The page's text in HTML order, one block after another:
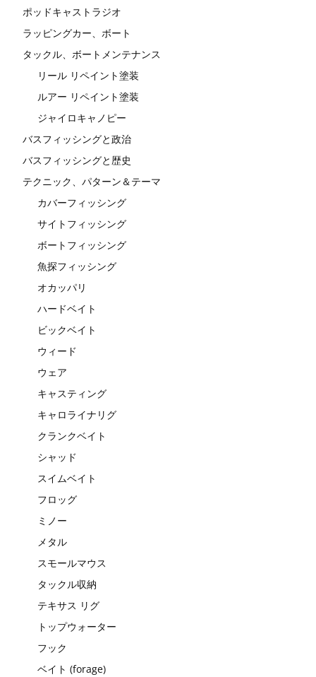
ポッドキャストラジオ
ラッピングカー、ボート
タックル、ボートメンテナンス
リール リペイント塗装
ルアー リペイント塗装
ジャイロキャノピー
バスフィッシングと政治
バスフィッシングと歴史
テクニック、パターン＆テーマ
カバーフィッシング
サイトフィッシング
ボートフィッシング
魚探フィッシング
オカッパリ
ハードベイト
ビックベイト
ウィード
ウェア
キャスティング
キャロライナリグ
クランクベイト
シャッド
スイムベイト
フロッグ
ミノー
メタル
スモールマウス
タックル収納
テキサス リグ
トップウォーター
フック
ベイト (forage)